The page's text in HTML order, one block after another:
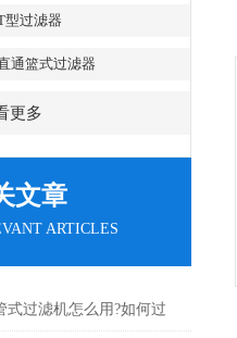
型过滤器
通篮式过滤器
更多
文章
ARTICLES
式过滤机怎么用?如何过